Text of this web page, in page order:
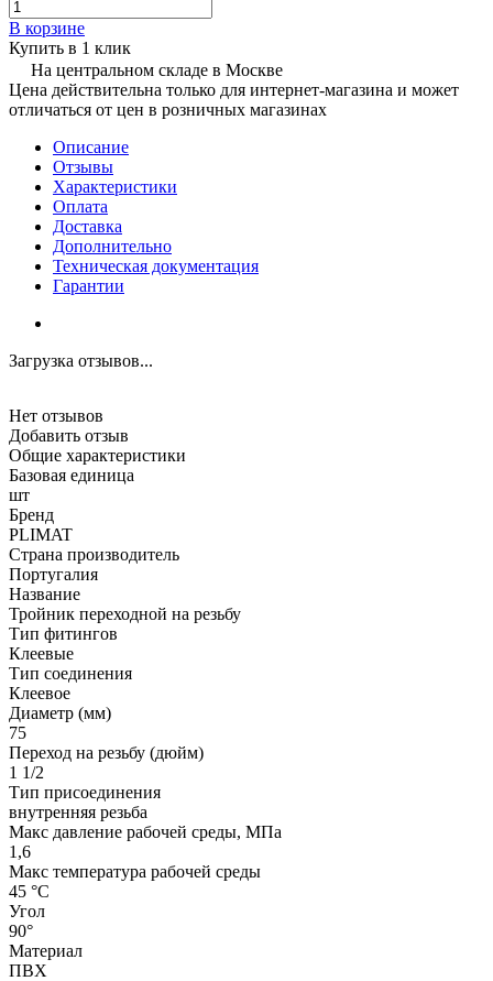
В корзине
Купить в 1 клик
На центральном складе в Москве
Цена действительна только для интернет-магазина и может
отличаться от цен в розничных магазинах
Описание
Отзывы
Характеристики
Оплата
Доставка
Дополнительно
Техническая документация
Гарантии
Загрузка отзывов...
Нет отзывов
Добавить отзыв
Общие характеристики
Базовая единица
шт
Бренд
PLIMAT
Страна производитель
Португалия
Название
Тройник переходной на резьбу
Тип фитингов
Клеевые
Тип соединения
Клеевое
Диаметр (мм)
75
Переход на резьбу (дюйм)
1 1/2
Тип присоединения
внутренняя резьба
Макс давление рабочей среды, МПа
1,6
Макс температура рабочей среды
45 °С
Угол
90°
Материал
ПВХ